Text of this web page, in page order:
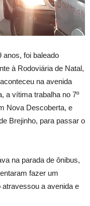
anos, foi baleado
à Rodoviária de Natal,
na avenida
a vítima trabalha no 7º
Nova Descoberta, e
Brejinho, para passar o
na parada de ônibus,
fazer um
a avenida e